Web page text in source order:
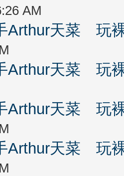
AM
Arthur天菜 玩
Arthur天菜 玩
Arthur天菜 玩
Arthur天菜 玩